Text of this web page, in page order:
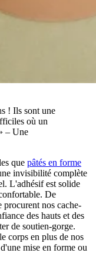
! Ils sont une
où un
– Une
que pâtés en forme
invisibilité complète
L'adhésif est solide
De
procurent nos cache-
des hauts et des
de soutien-gorge.
corps en plus de nos
mise en forme ou